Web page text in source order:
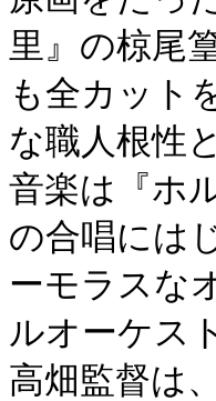
里』の椋尾
も全カット
な職人根性
音楽は『ホ
の合唱には
ーモラスな
ルオーケス
高畑監督は